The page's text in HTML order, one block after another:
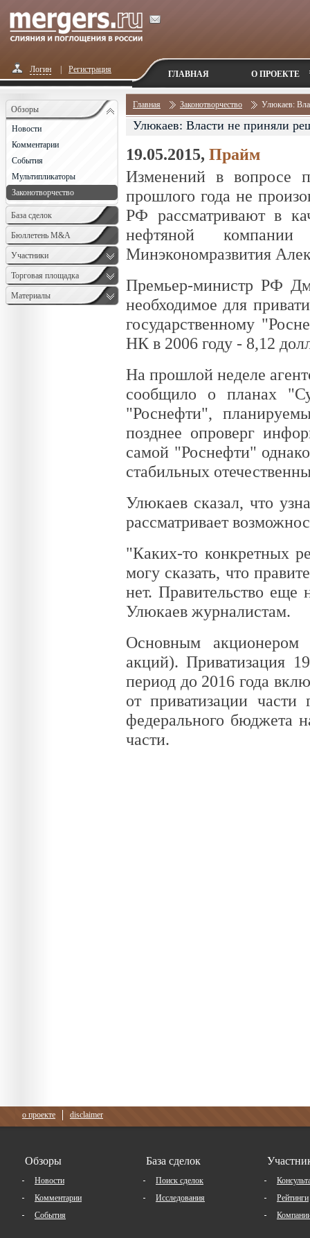
Логин Регистрация ГЛАВНАЯ О ПРОЕКТЕ
Обзоры
Новости
Комментарии
События
Мультипликаторы
Законотворчество
База сделок
Бюллетень M&A
Monthly
Участники
Торговая площадка
Материалы
Главная Законотворчество Улюкаев:
Улюкаев: Власти не приняли
19.05.2015, Прайм
Изменений в вопросе
прошлого года не
РФ рассматривают в
нефтяной компании
Минэкономразвития
Премьер-министр РФ
необходимое для
государственному
НК в 2006 году - 8,12
На прошлой неделе
сообщило о планах
"Роснефти",
позднее опроверг
самой "Роснефти"
стабильных
Улюкаев сказал, что
рассматривает
"Каких-то конкретных
могу сказать, что
нет. Правительство еще
Улюкаев журналистам.
Основным акционером
акций). Приватизация
период до 2016 года
от приватизации
федерального бюджета
части.
о проекте disclaimer
Обзоры
Новости
Комментарии
События
База сделок
Поиск сделок
Исследования
Рейтинги